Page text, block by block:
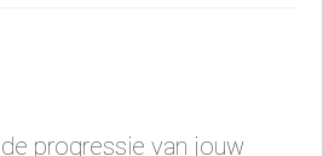
progressie van jouw